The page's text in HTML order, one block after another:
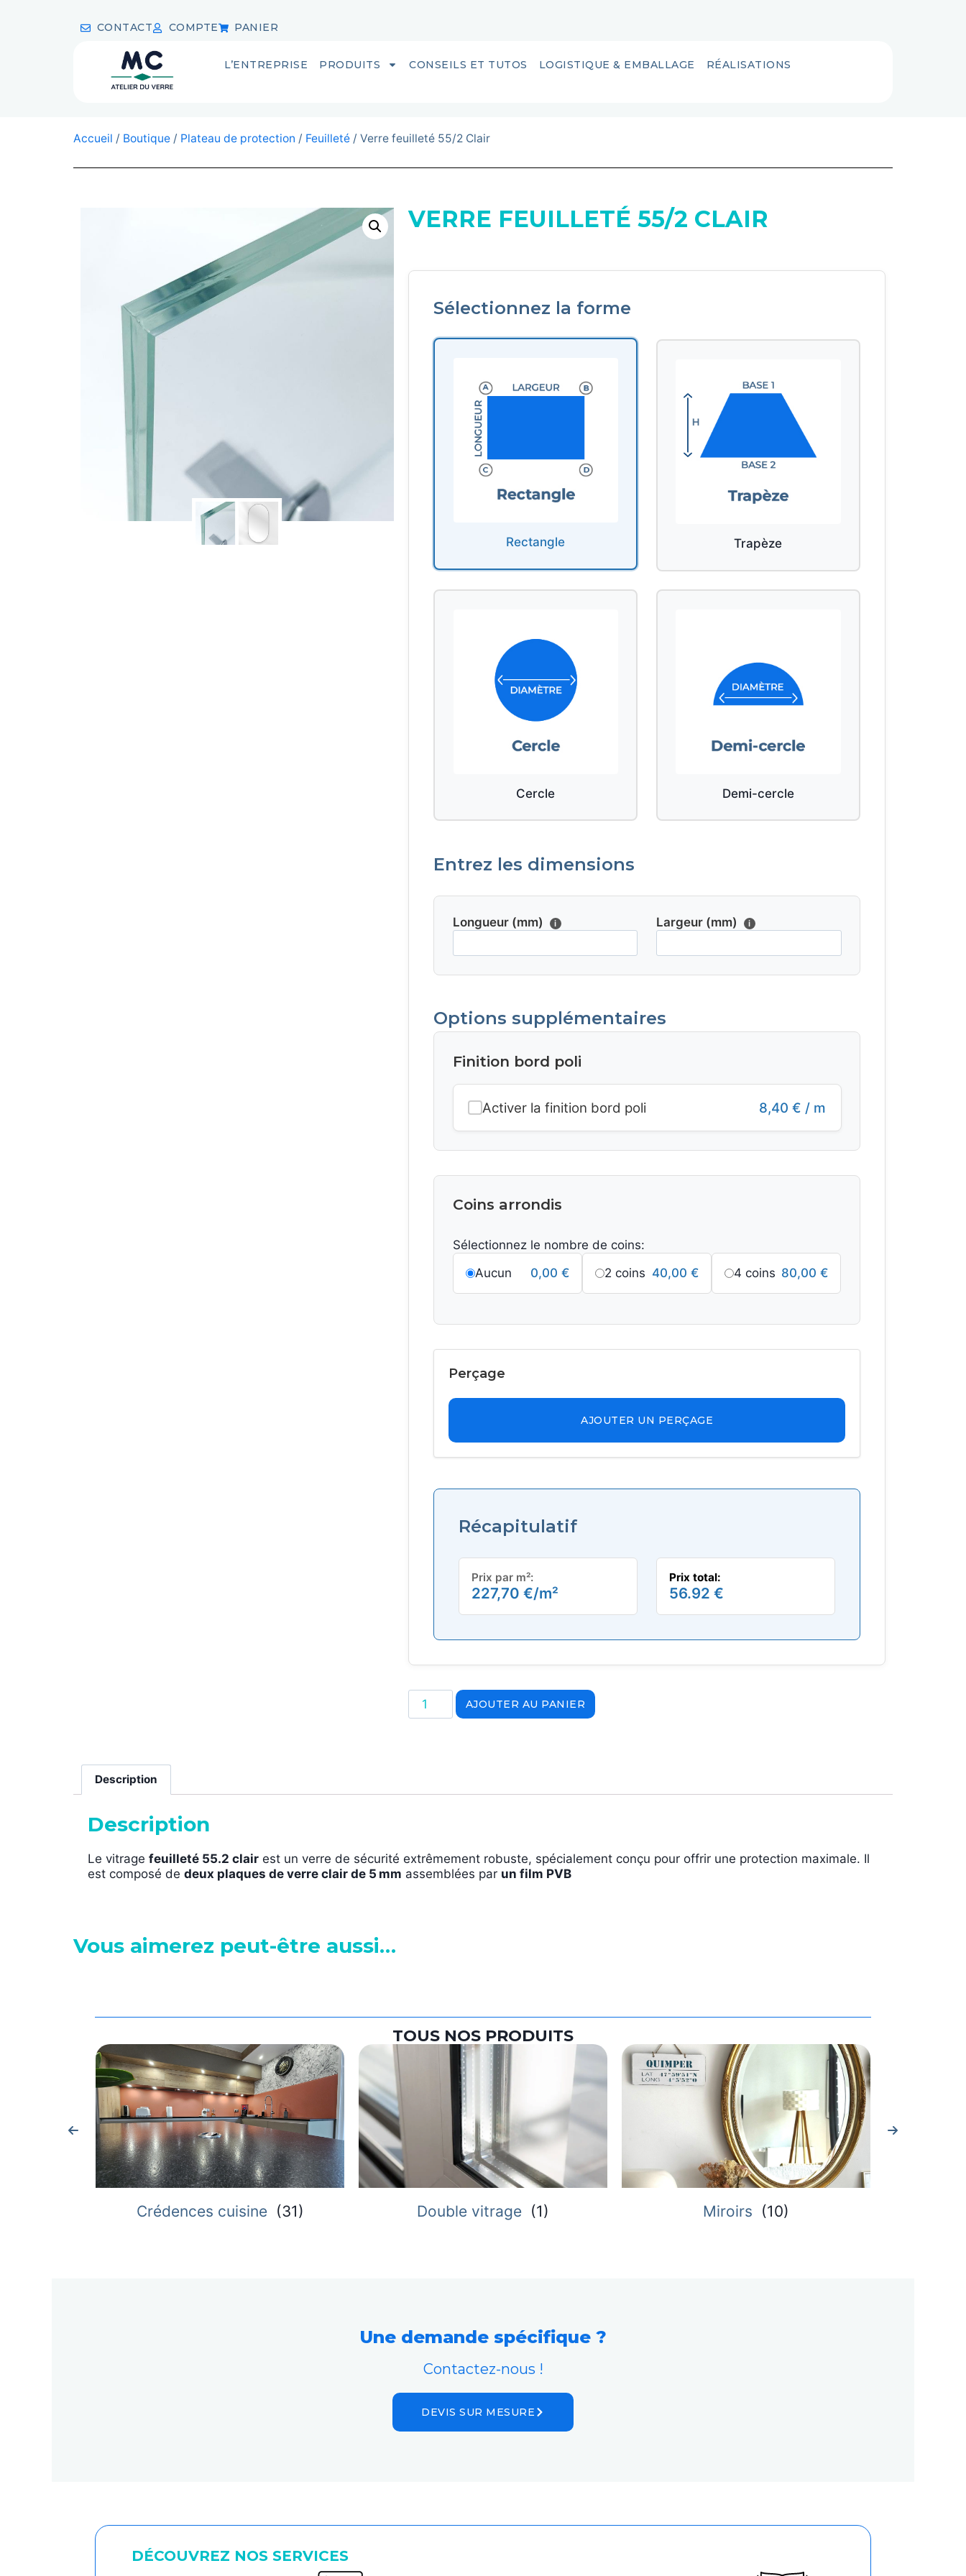
CONTACT COMPTE PANIER
L’ENTREPRISE PRODUITS CONSEILS ET TUTOS LOGISTIQUE & EMBALLAGE RÉALISATIONS
Accueil / Boutique / Plateau de protection / Feuilleté / Verre feuilleté 55/2 Clair
VERRE FEUILLETÉ 55/2 CLAIR
Sélectionnez la forme
Rectangle Trapèze
Cercle Demi-cercle
Entrez les dimensions
Longueur (mm) i Largeur (mm) i
Options supplémentaires
Finition bord poli
Activer la finition bord poli 8,40€ / m
Coins arrondis
Sélectionnez le nombre de coins:
Aucun
0,00 € 2 coins 40,00€ 4 coins 80,00€
Perçage
AJOUTER UN PERÇAGE
Récapitulatif
Prix par m²:
227,70 €/m²
Prix total:
56.92 €
AJOUTER AU PANIER
Description
Description
Le vitrage feuilleté 55.2 clair est un verre de sécurité extrêmement robuste, spécialement conçu pour offrir une protection maximale. Il
est composé de deux plaques de verre clair de 5 mm assemblées par un film PVB
Vous aimerez peut-être aussi…
TOUS NOS PRODUITS
Crédences cuisine (31) Double vitrage (1) Miroirs (10)
Une demande spécifique ?
Contactez-nous !
DEVIS SUR MESURE
DÉCOUVREZ NOS SERVICES